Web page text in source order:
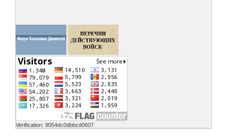
Verification: 9054dc0dbbcd0607